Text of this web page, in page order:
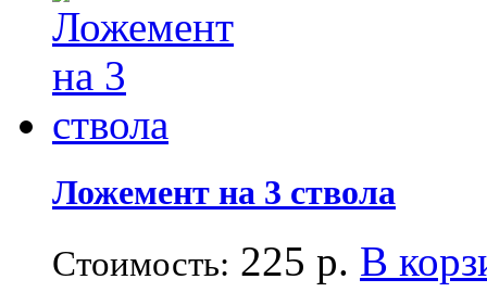
Ложемент на 3 ствола
Стоимость: 225 р. В